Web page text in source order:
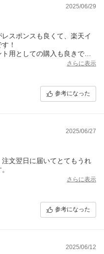
2025/06/29
スポンスも良くて、楽天イ
！
用としての購入も良きで
さらに表示
参考になった
2025/06/27
文翌日に届いてとてもうれ
さらに表示
参考になった
2025/06/12